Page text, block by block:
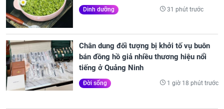
Dinh dưỡng 31 phút trước
Chân dung đối tượng bị khởi tố vụ buôn
bán đồng hồ giả nhiều thương hiệu nổi
tiếng ở Quảng Ninh
Đời sống 1 giờ 18 phút trước